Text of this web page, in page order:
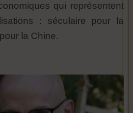
qui représentent
: séculaire pour la
la Chine.